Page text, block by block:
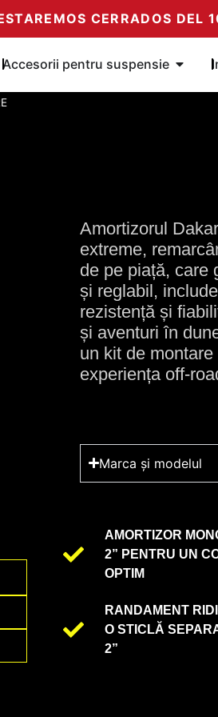
CERRADOS DEL
Amortiguadores
Accesorii pentru suspensie Öffne
Amortizorul
extreme,
de pe piață, care
și reglabil,
rezistență și
și aventuri în
un kit de
experiența off-
Marca și modelul
AMORTIZOR
2” PENTRU UN
OPTIM
RANDAMENT
O STICLĂ
2”